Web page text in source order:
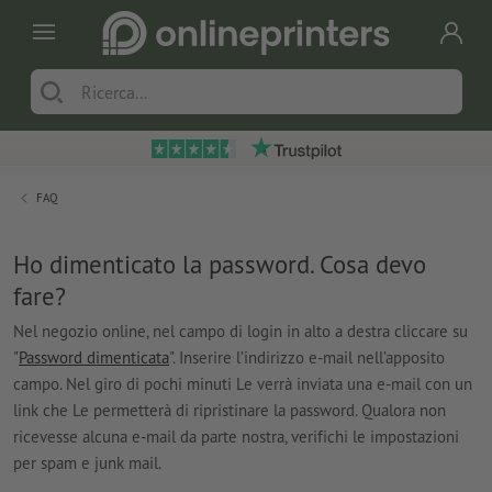
FAQ
Ho dimenticato la password. Cosa devo
fare?
Nel negozio online, nel campo di login in alto a destra cliccare su
"Password dimenticata". Inserire l’indirizzo e-mail nell’apposito
campo. Nel giro di pochi minuti Le verrà inviata una e-mail con un
link che Le permetterà di ripristinare la password. Qualora non
ricevesse alcuna e-mail da parte nostra, verifichi le impostazioni
per spam e junk mail.